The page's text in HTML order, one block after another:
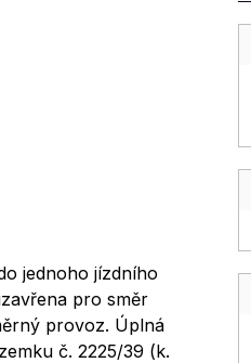
jednoho jízdního
pro směr
provoz. Úplná
č. 2225/39 (k.